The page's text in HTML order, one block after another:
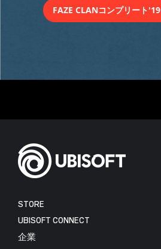
FAZE CLANコンプリート
STORE
UBISOFT CONNECT
企業